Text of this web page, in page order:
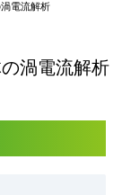
電流解析
渦電流解析